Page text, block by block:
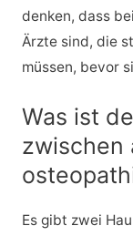
denken, dass
Ärzte sind, die
müssen, bevor
Was ist
zwischen
Es gibt zwei